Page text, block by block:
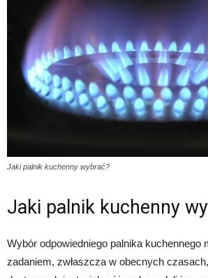
Jaki palnik kuchenny wybrać?
Jaki palnik kuchenny
Wybór odpowiedniego palnika kuchennego
zadaniem, zwłaszcza w obecnych